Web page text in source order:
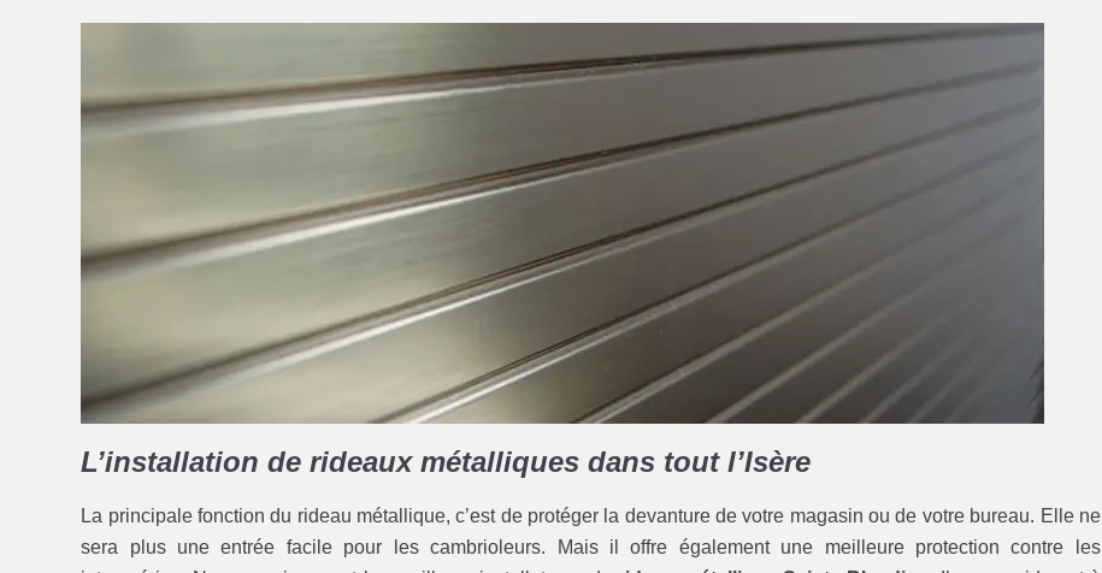
L’installation de rideaux métalliques dans tout l’Isère
La principale fonction du rideau métallique, c’est de protéger la devanture de votre magasin ou de votre bureau. Elle ne
sera plus une entrée facile pour les cambrioleurs. Mais il offre également une meilleure protection contre les